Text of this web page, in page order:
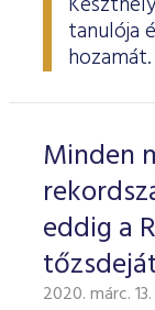
tanulója
hozamát.
Minden
eddig a
2020. márc. 13.